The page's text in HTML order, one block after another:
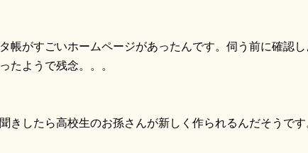
帳がすごいホームページがあったんです。伺う前に確認
たようで残念。。。
きしたら高校生のお孫さんが新しく作られるんだそうです